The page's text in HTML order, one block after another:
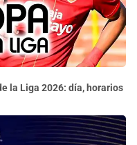
la Liga 2026: día, horarios